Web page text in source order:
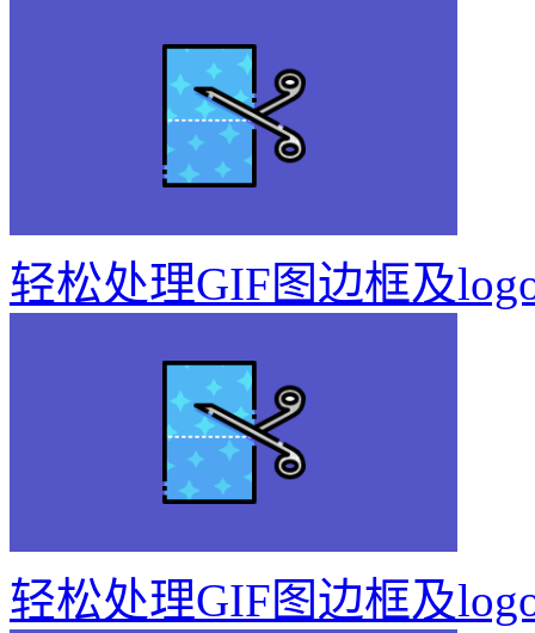
轻松处理GIF图边框及
轻松处理GIF图边框及